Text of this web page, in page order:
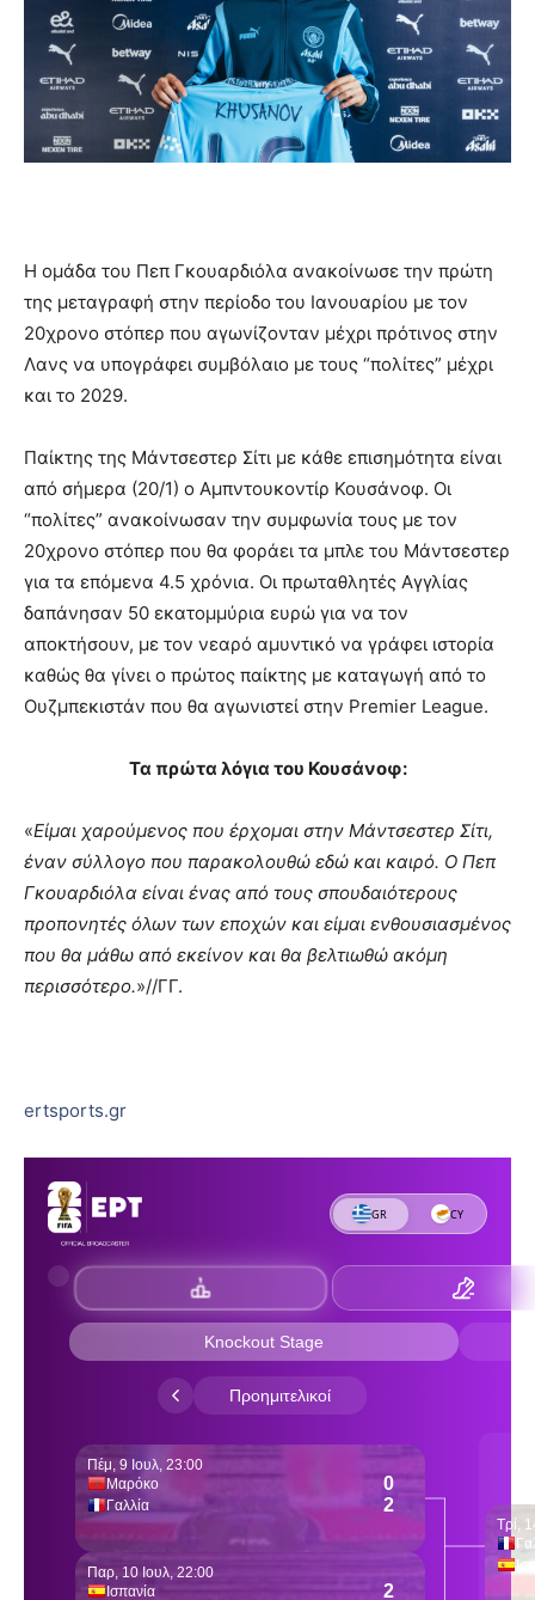
Η ομάδα του Πεπ Γκουαρδιόλα ανακοίνωσε την πρώτη
της μεταγραφή στην περίοδο του Ιανουαρίου με τον
20χρονο στόπερ που αγωνίζονταν μέχρι πρότινος στην
Λανς να υπογράφει συμβόλαιο με τους “πολίτες” μέχρι
και το 2029.
Παίκτης της Μάντσεστερ Σίτι με κάθε επισημότητα είναι
από σήμερα (20/1) ο Αμπντουκοντίρ Κουσάνοφ. Οι
“πολίτες” ανακοίνωσαν την συμφωνία τους με τον
20χρονο στόπερ που θα φοράει τα μπλε του Μάντσεστερ
για τα επόμενα 4.5 χρόνια. Οι πρωταθλητές Αγγλίας
δαπάνησαν 50 εκατομμύρια ευρώ για να τον
αποκτήσουν, με τον νεαρό αμυντικό να γράφει ιστορία
καθώς θα γίνει ο πρώτος παίκτης με καταγωγή από το
Ουζμπεκιστάν που θα αγωνιστεί στην Premier League.
Τα πρώτα λόγια του Κουσάνοφ:
«Είμαι χαρούμενος που έρχομαι στην Μάντσεστερ Σίτι,
έναν σύλλογο που παρακολουθώ εδώ και καιρό. Ο Πεπ
Γκουαρδιόλα είναι ένας από τους σπουδαιότερους
προπονητές όλων των εποχών και είμαι ενθουσιασμένος
που θα μάθω από εκείνον και θα βελτιωθώ ακόμη
περισσότερο.»//ΓΓ.
ertsports.gr